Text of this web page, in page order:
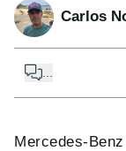
Carlos
Mercedes-